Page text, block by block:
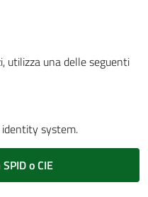
utilizza una delle seguenti
system.
o CIE